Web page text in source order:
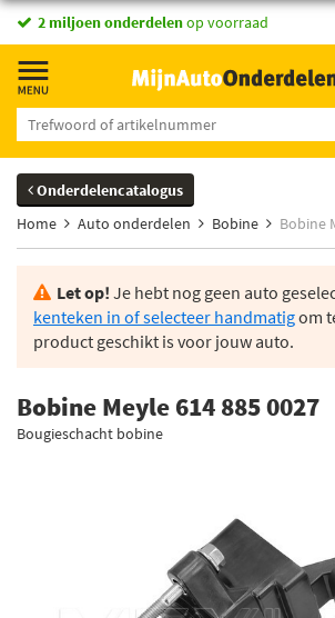
2 miljoen onderdelenop voorraad
Onderdelencatalogus
Home
Auto onderdelen Bobine Bobine
Let op! Je hebt nog geen auto
kenteken in of selecteer handmatigom
product geschikt is voor jouw auto.
Bobine Meyle 614 885 0027
Bougieschacht bobine